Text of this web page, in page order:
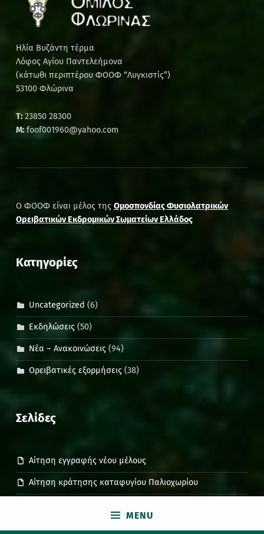
MENU
Ηλία Βυζάντη τέρμα
Λόφος Αγίου Παντελεήμονα
(κάτωθι περιπτέρου ΦΟΟΦ “Λυγκιστίς”)
53100 Φλώρινα
Τ:23850 28300
M:foof001960@yahoo.com
Ο ΦΟΟΦ είναι μέλος της Ομοσπονδίας Φυσιολατρικών
Ορειβατικών Εκδρομικών Σωματείων Ελλάδος
Kατηγορίες
Uncategorized (6)
Εκδηλώσεις(50)
Νέα – Ανακοινώσεις(94)
Ορειβατικές εξορμήσεις(38)
Σελίδες
Αίτηση εγγραφής νέου μέλους
Αίτηση κράτησης καταφυγίου Παλιοχωρίου